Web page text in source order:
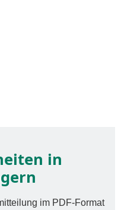
in
im PDF-Format